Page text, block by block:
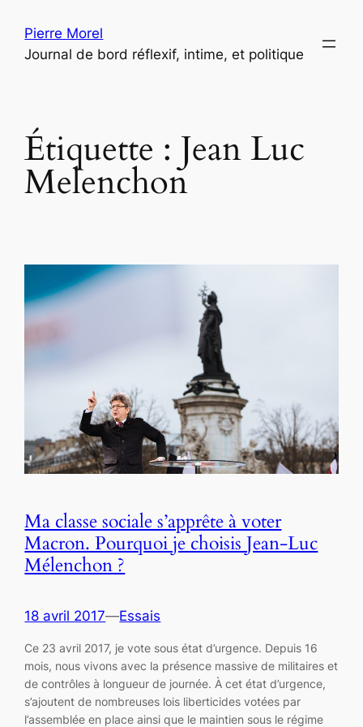
contenu
Pierre Morel
Journal de bord réflexif, intime, et politique
Étiquette : Jean Luc
Melenchon
Ma classe sociale s’apprête à voter
Macron. Pourquoi je choisis Jean-Luc
Mélenchon ?
18 avril 2017—Essais
Ce 23 avril 2017, je vote sous état d’urgence. Depuis 16
mois, nous vivons avec la présence massive de militaires et
de contrôles à longueur de journée. À cet état d’urgence,
s’ajoutent de nombreuses lois liberticides votées par
l’assemblée en place ainsi que le maintien sous le régime